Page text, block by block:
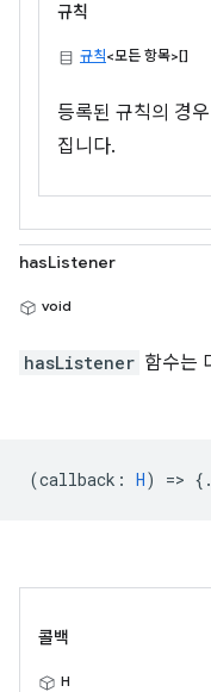
규칙
규칙<모든 항목>[]
등록된 규칙의 경
집니다.
hasListener
void
hasListener 함수는
(callback : H) =>
콜백
H